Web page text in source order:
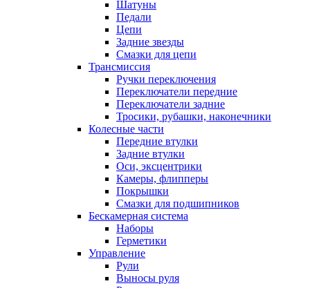
Шатуны
Педали
Цепи
Задние звезды
Смазки для цепи
Трансмиссия
Ручки переключения
Переключатели передние
Переключатели задние
Тросики, рубашки, наконечники
Колесные части
Передние втулки
Задние втулки
Оси, эксцентрики
Камеры, флипперы
Покрышки
Смазки для подшипников
Бескамерная система
Наборы
Герметики
Управление
Рули
Выносы руля